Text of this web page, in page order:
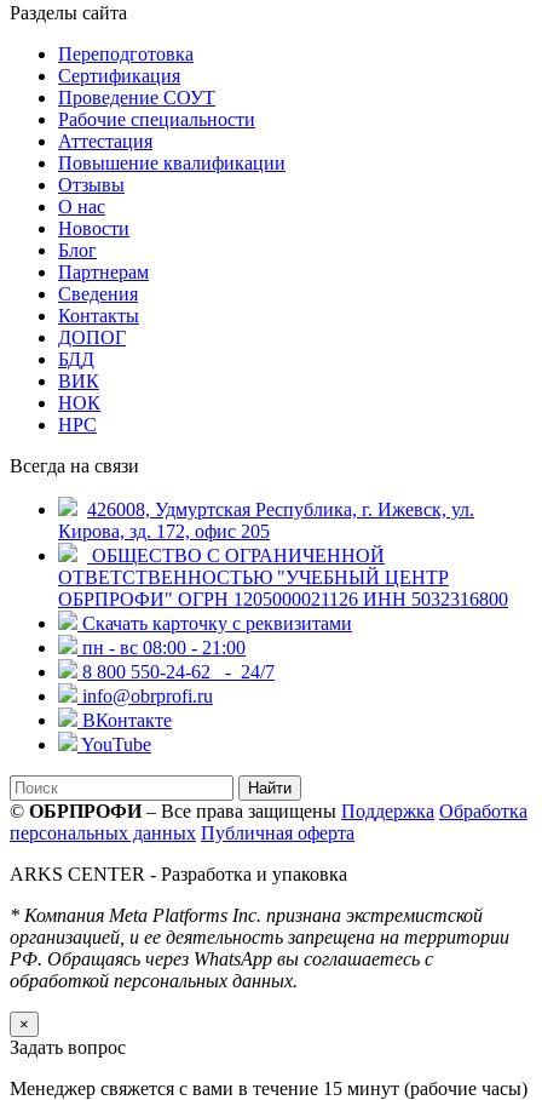
Разделы сайта
Переподготовка
Сертификация
Проведение СОУТ
Рабочие специальности
Аттестация
Повышение квалификации
Отзывы
О нас
Новости
Блог
Партнерам
Сведения
Контакты
ДОПОГ
БДД
ВИК
НОК
НРС
Всегда на связи
426008, Удмуртская Республика, г. Ижевск, ул.
Кирова, зд. 172, офис 205
ОБЩЕСТВО С ОГРАНИЧЕННОЙ
ОТВЕТСТВЕННОСТЬЮ "УЧЕБНЫЙ ЦЕНТР
ОБРПРОФИ" ОГРН 1205000021126 ИНН 5032316800
Скачать карточку с реквизитами
пн - вс 08:00 - 21:00
8 800 550-24-62
- 24/7
info@obrprofi.ru
ВКонтакте
YouTube
Найти
© ОБРПРОФИ– Все права защищены Поддержка Обработка
персональных данных Публичная оферта
ARKS CENTER - Разработка и упаковка
* Компания Meta Platforms Inc. признана экстремистской
организацией, и ее деятельность запрещена на территории
РФ. Обращаясь через WhatsApp вы соглашаетесь с
обработкой персональных данных.
×
Задать вопрос
Менеджер свяжется с вами в течение 15 минут (рабочие часы)